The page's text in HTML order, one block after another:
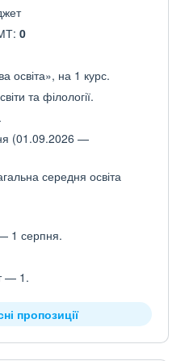
0
освіта», на 1 курс.
та філології.
(01.09.2026 —
середня освіта
1 серпня.
— 1.
пропозиції